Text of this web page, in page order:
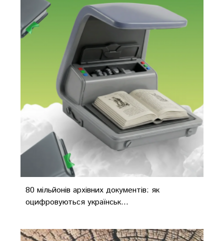
80 мільйонів архівних документів: як
оцифровуються українськ...